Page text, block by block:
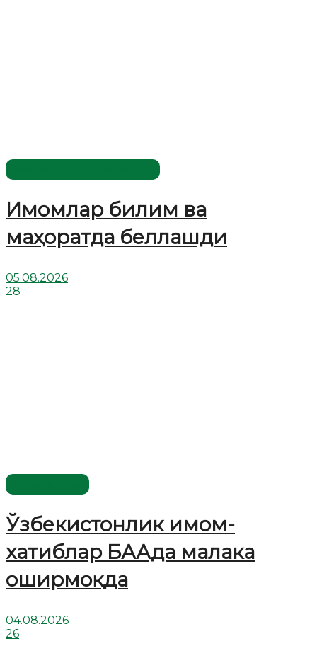
Имомлар билим ва
маҳоратда беллашди
05.08.2026
28
Ўзбекистонлик имом-
хатиблар БААда малака
оширмоқда
04.08.2026
26